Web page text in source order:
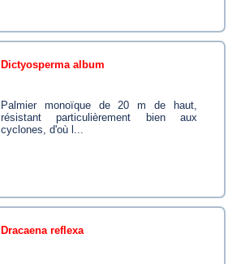
dictyosperma album
Palmier monoïque de 20 m de haut,
résistant particulièrement bien aux
cyclones, d'où l...
dracaena reflexa